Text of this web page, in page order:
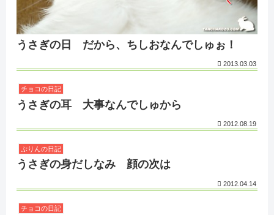
うさぎの日 だから、ちしおなんでしゅぉ！
2013.03.03
チョコの日記
うさぎの耳 大事なんでしゅから
2012.08.19
ぷりんの日記
うさぎの身だしなみ 顔の次は
2012.04.14
チョコの日記